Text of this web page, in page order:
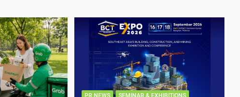
PR NEWS SEMINAR & EXHIBITIONS